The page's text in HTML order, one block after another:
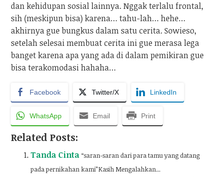
dan kehidupan sosial lainnya. Nggak terlalu frontal,
sih (meskipun bisa) karena… tahu-lah… hehe…
akhirnya gue bungkus dalam satu cerita. Sowieso,
setelah selesai membuat cerita ini gue merasa lega
banget karena apa yang ada di dalam pemikiran gue
bisa terakomodasi hahaha…
Facebook Twitter/X LinkedIn
WhatsApp Email Print
Related Posts:
Tanda Cinta “saran-saran dari para tamu yang datang
pada pernikahan kami”Kasih Mengalahkan...